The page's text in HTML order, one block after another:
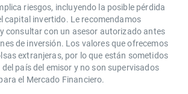
riesgos, incluyendo la posible pérdida
capital invertido. Le recomendamos
consultar con un asesor autorizado antes
de inversión. Los valores que ofrecemos
extranjeras, por lo que están sometidos
país del emisor y no son supervisados
el Mercado Financiero.